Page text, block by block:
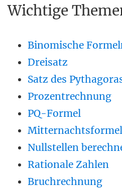
Wichtige
Binomische
Dreisatz
Satz des
Prozentrechnung
PQ-Formel
Mitternachtsformel
Nullstellen
Rationale Zahlen
Bruchrechnung